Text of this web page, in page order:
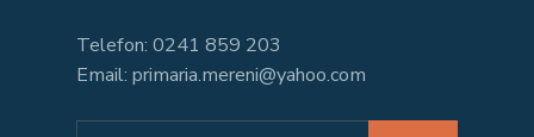
Telefon: 0241 859 203
Email: primaria.mereni@yahoo.com